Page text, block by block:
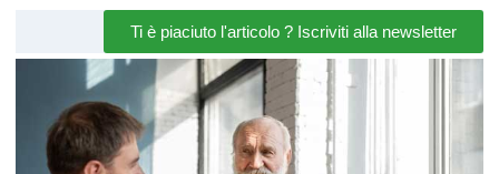
Ti è piaciuto l'articolo ? Iscriviti alla newsletter